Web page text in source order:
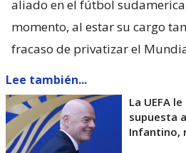
aliado en el fútbol
momento, al estar su cargo
fracaso de privatizar el
Lee también...
La UEFA
supuesta
Infantino,